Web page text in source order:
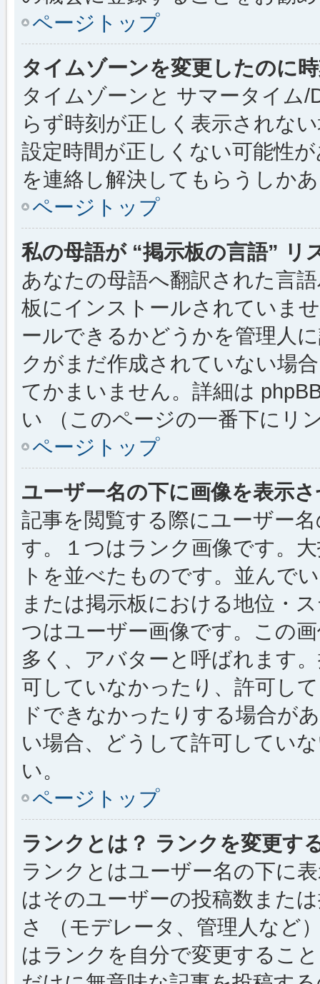
ページトップ
タイムゾーンを変更したのに
タイムゾーンと サマータイム
らず時刻が正しく表示されな
設定時間が正しくない可能性
を連絡し解決してもらうしか
ページトップ
私の母語が “掲示板の言語” リ
あなたの母語へ翻訳された言
板にインストールされていま
ールできるかどうかを管理人
クがまだ作成されていない場
てかまいません。詳細は
い （このページの一番下にリ
ページトップ
ユーザー名の下に画像を表示
記事を閲覧する際にユーザー
す。１つはランク画像です。
トを並べたものです。並んで
または掲示板における地位・
つはユーザー画像です。この
多く、アバターと呼ばれます
可していなかったり、許可し
ドできなかったりする場合が
い場合、どうして許可してい
い。
ページトップ
ランクとは？ ランクを変更す
ランクとはユーザー名の下に
はそのユーザーの投稿数また
さ （モデレータ、管理人など
はランクを自分で変更するこ